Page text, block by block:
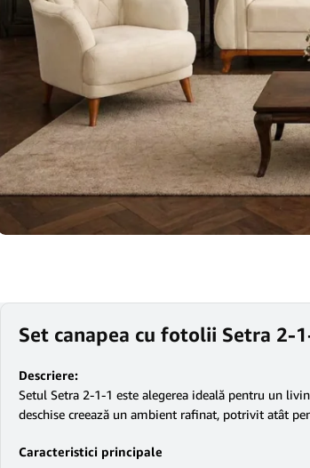
Set canapea cu fotolii Setra 2-
Descriere:
Setul Setra 2-1-1 este alegerea ideală pentru un
deschise creează un ambient rafinat, potrivit atât
Caracteristici principale